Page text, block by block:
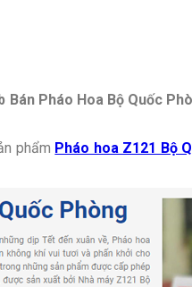
Bán Pháo Hoa Bộ Quốc
phẩm Pháo hoa Z121 Bộ